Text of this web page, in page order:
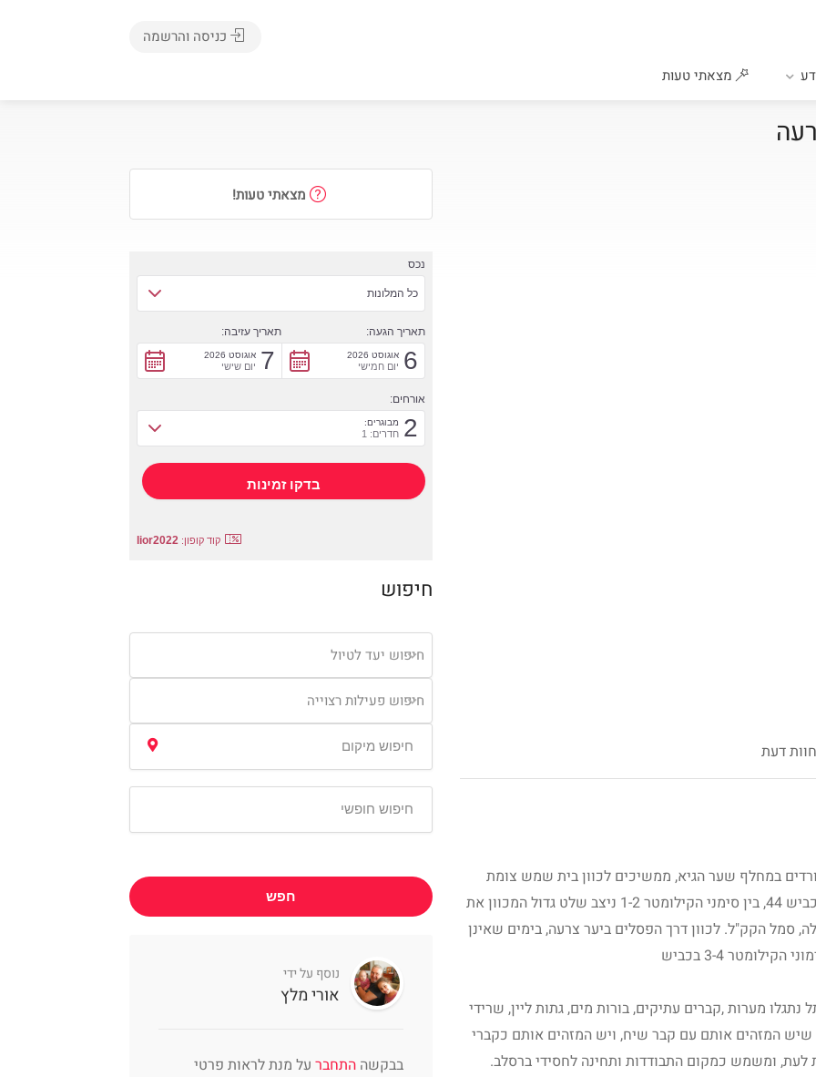
מצאתי טעות
כניסה והרשמה
דעת
במחלף שער הגיא, ממשיכים לכוון בית שמש צומת
שמשון, משם פונים ימינה לכוון צומת נחשון, כביש 44, בין סימני הקילומטר 1-2 ניצב שלט גדול המכוון את
סמל הקק"ל. לכוון דרך הפסלים ביער צרעה, בימים שאינן
3-4 בכביש
מערות ,קברים עתיקים, בורות מים, גתות ליין, שרידי
שיש המזהים אותם עם קבר שיח, ויש המזהים אותם כקברי
לעת, ומשמש כמקום התבודדות ותחינה לחסידי ברסלב.
מצאתי טעות!
נכס
כל המלונות
תאריך הגעה:
6 אוגוסט 2026
יום חמישי
תאריך עזיבה:
7 אוגוסט 2026
יום שישי
אורחים:
2 מבוגרים:
חדרים: 1
קוד קופון: lior2022
חיפוש
חיפוש יעד לטיול
חיפוש פעילות רצוייה
חפש
נוסף על ידי
אורי מלץ
בבקשה התחבר על מנת לראות פרטי